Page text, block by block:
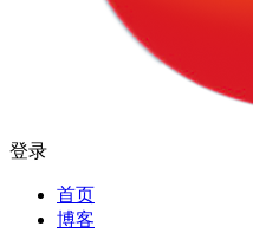
登录
首页
博客